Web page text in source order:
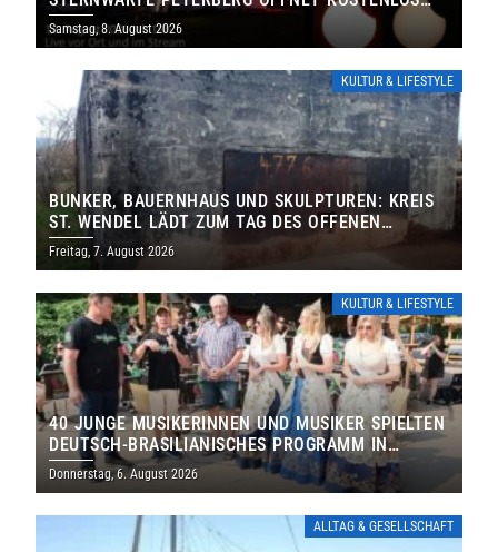
IHRE TORE
Samstag, 8. August 2026
KULTUR & LIFESTYLE
BUNKER, BAUERNHAUS UND SKULPTUREN: KREIS
ST. WENDEL LÄDT ZUM TAG DES OFFENEN
DENKMALS EIN
Freitag, 7. August 2026
KULTUR & LIFESTYLE
40 JUNGE MUSIKERINNEN UND MUSIKER SPIELTEN
DEUTSCH-BRASILIANISCHES PROGRAMM IN
THOLEY
Donnerstag, 6. August 2026
ALLTAG & GESELLSCHAFT